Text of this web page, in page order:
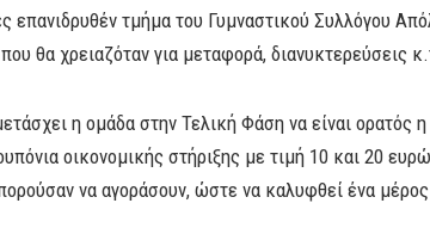
επανιδρυθέν τμήμα του Γυμναστικού Συλλόγου
θα χρειαζόταν για μεταφορά, διανυκτερεύσεις
η ομάδα στην Τελική Φάση να είναι ορατός
οικονομικής στήριξης με τιμή 10 και 20
να αγοράσουν, ώστε να καλυφθεί ένα